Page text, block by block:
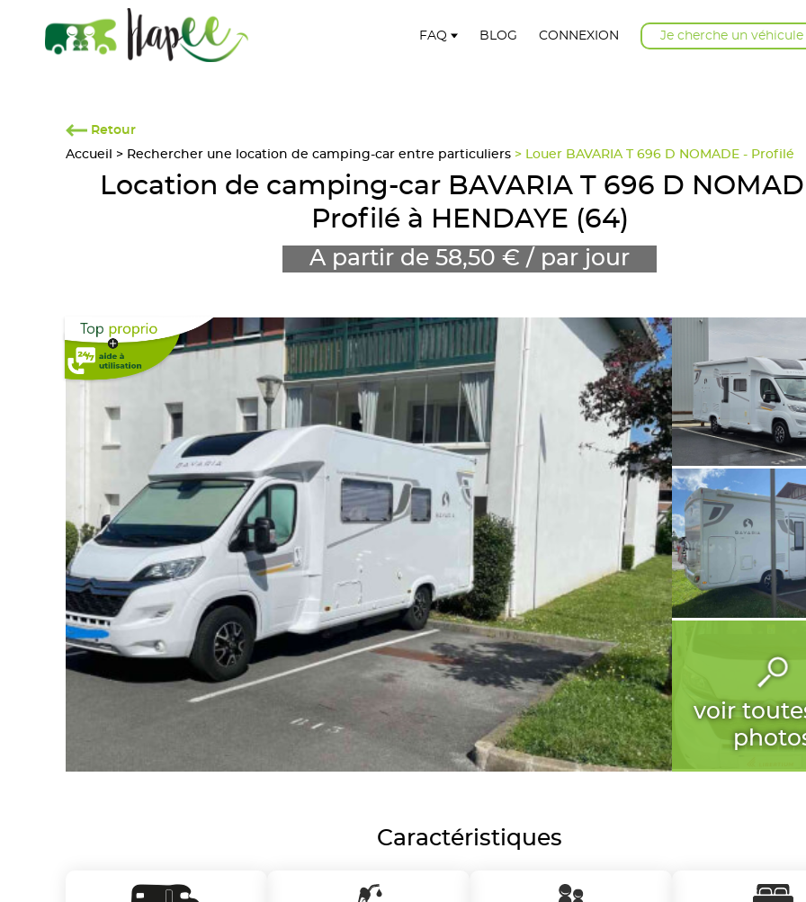
FAQ BLOG CONNEXION Je cherche un véhicule
Retour
Accueil
> Rechercher une location de camping-car entre particuliers > Louer BAVARIA T 696 D NOMADE - Profilé
Location de camping-car BAVARIA T 696 D
Profilé à HENDAYE (64)
A partir de 58,50 € / par jour
voir
Caractéristiques